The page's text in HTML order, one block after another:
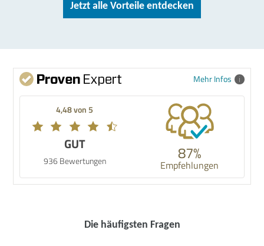
Jetzt alle Vorteile entdecken
Mehr Infos
4,48 von 5
GUT
936 Bewertungen 87%
Empfehlungen
Die häufigsten Fragen